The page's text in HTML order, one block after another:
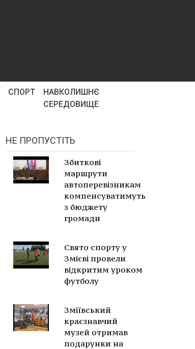
СПОРТ
НАВКОЛИШНЄ
СЕРЕДОВИЩЕ
НЕ ПРОПУСТІТЬ
Збиткові
маршрути
автоперевізникам
компенсуватимуть
з бюджету
громади
Свято спорту у
Змієві провели
відкритим уроком
футболу
Зміївський
краєзнавчий
музей отримав
подарунки на